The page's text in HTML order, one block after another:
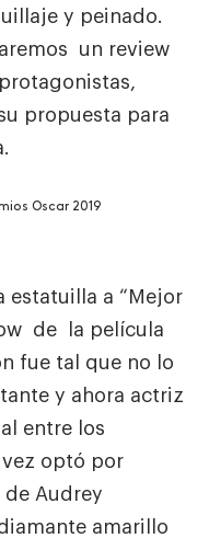
y peinado.
un review
propuesta para
estatuilla a “Mejor
de la película
fue tal que no lo
y ahora actriz
entre los
vez optó por
de Audrey
amarillo